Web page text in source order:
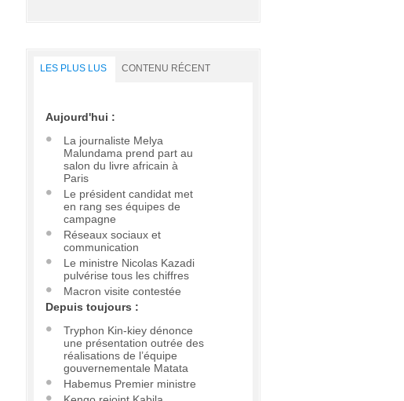
LES PLUS LUS CONTENU RÉCENT
Aujourd'hui :
La journaliste Melya
Malundama prend part au
salon du livre africain à
Paris
Le président candidat met
en rang ses équipes de
campagne
Réseaux sociaux et
communication
Le ministre Nicolas Kazadi
pulvérise tous les chiffres
Macron visite contestée
Depuis toujours :
Tryphon Kin-kiey dénonce
une présentation outrée des
réalisations de l’équipe
gouvernementale Matata
Habemus Premier ministre